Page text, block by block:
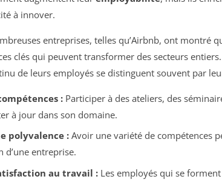
à innover.
entreprises, telles qu’Airbnb, ont montré
clés qui peuvent transformer des secteurs
de leurs employés se distinguent souvent par
:Participer à des ateliers, des
à jour dans son domaine.
polyvalence :Avoir une variété de compétences
d’une entreprise.
au travail :Les employés qui se